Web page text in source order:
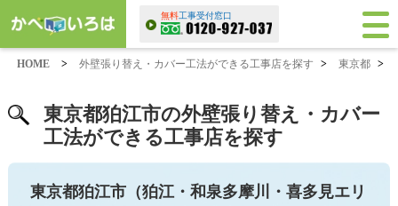
無料工事受付窓口
HOME > 外壁張り替え・カバー工法ができる工事店を探す > 東京都 >
東京都狛江市の外壁張り替え・カバー
工法ができる工事店を探す
東京都狛江市（狛江・和泉多摩川・喜多見エリ